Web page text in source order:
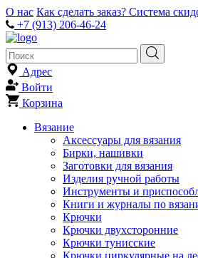
О нас Как сделать заказ? Система
+7 (913) 206-46-24
Адрес
Войти
Корзина
Вязание
Аксессуары для вязания
Бирки, нашивки
Заготовки для вязания
Изделия ручной работы
Инструменты и
Книги и журналы по
Крючки
Крючки двухсторонние
Крючки тунисские
Крючки циркулярные на